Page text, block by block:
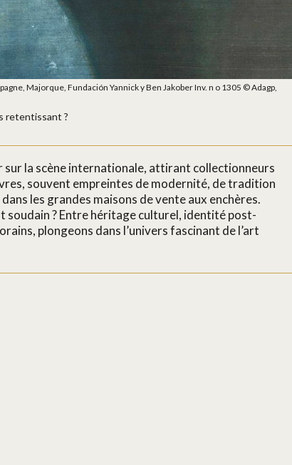
Majorque, Fundación Yannick y Ben Jakober Inv. n o 1305 © Adagp,
retentissant ?
sur la scène internationale, attirant collectionneurs
souvent empreintes de modernité, de tradition
les grandes maisons de vente aux enchères.
soudain ? Entre héritage culturel, identité post-
plongeons dans l’univers fascinant de l’art